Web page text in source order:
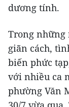
dương tính.
Trong những
giãn cách,
biến phức
với nhiều ca
phường Văn